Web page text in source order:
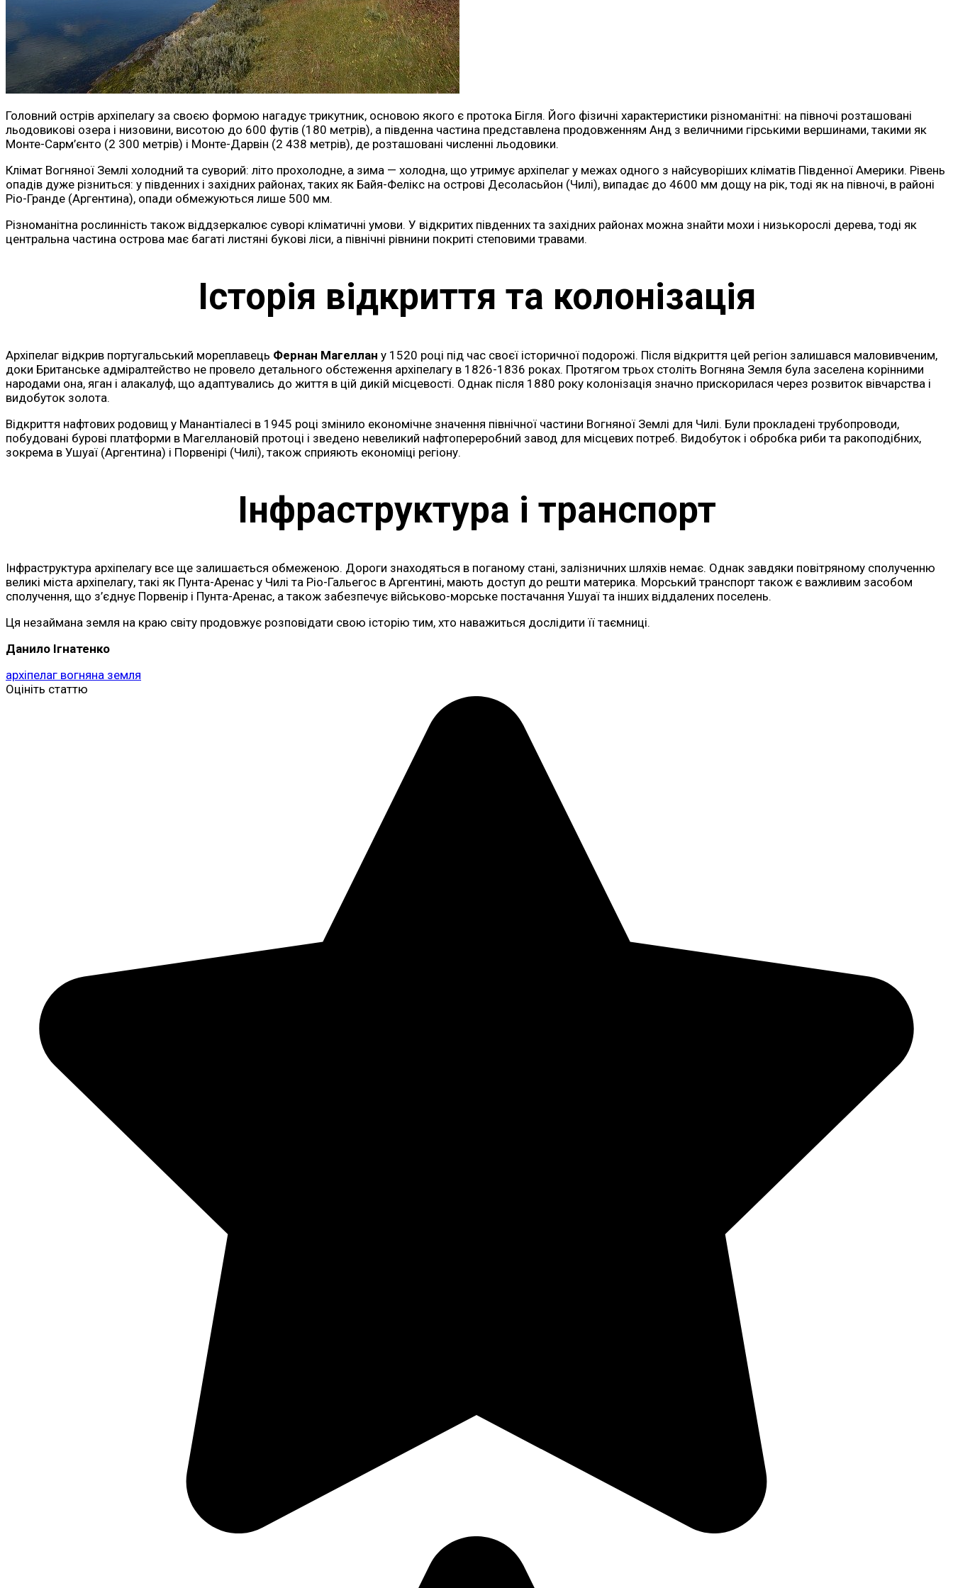
Головний острів архіпелагу за своєю формою нагадує трикутник, основою якого є протока Бігля. Його фізичні характеристики різноманітні: на півночі розташовані
льодовикові озера і низовини, висотою до 600 футів (180 метрів), а південна частина представлена продовженням Анд з величними гірськими вершинами, такими як
Монте-Сарм’єнто (2 300 метрів) і Монте-Дарвін (2 438 метрів), де розташовані численні льодовики.
Клімат Вогняної Землі холодний та суворий: літо прохолодне, а зима — холодна, що утримує архіпелаг у межах одного з найсуворіших кліматів Південної Америки. Рівень
опадів дуже різниться: у південних і західних районах, таких як Байя-Фелікс на острові Десоласьйон (Чилі), випадає до 4600 мм дощу на рік, тоді як на півночі, в районі
Ріо-Гранде (Аргентина), опади обмежуються лише 500 мм.
Різноманітна рослинність також віддзеркалює суворі кліматичні умови. У відкритих південних та західних районах можна знайти мохи і низькорослі дерева, тоді як
центральна частина острова має багаті листяні букові ліси, а північні рівнини покриті степовими травами.
Історія відкриття та колонізація
Архіпелаг відкрив португальський мореплавець Фернан Магеллан у 1520 році під час своєї історичної подорожі. Після відкриття цей регіон залишався маловивченим,
доки Британське адміралтейство не провело детального обстеження архіпелагу в 1826-1836 роках. Протягом трьох століть Вогняна Земля була заселена корінними
народами она, яган і алакалуф, що адаптувались до життя в цій дикій місцевості. Однак після 1880 року колонізація значно прискорилася через розвиток вівчарства і
видобуток золота.
Відкриття нафтових родовищ у Манантіалесі в 1945 році змінило економічне значення північної частини Вогняної Землі для Чилі. Були прокладені трубопроводи,
побудовані бурові платформи в Магеллановій протоці і зведено невеликий нафтопереробний завод для місцевих потреб. Видобуток і обробка риби та ракоподібних,
зокрема в Ушуаї (Аргентина) і Порвенірі (Чилі), також сприяють економіці регіону.
Інфраструктура і транспорт
Інфраструктура архіпелагу все ще залишається обмеженою. Дороги знаходяться в поганому стані, залізничних шляхів немає. Однак завдяки повітряному сполученню
великі міста архіпелагу, такі як Пунта-Аренас у Чилі та Ріо-Гальегос в Аргентині, мають доступ до решти материка. Морський транспорт також є важливим засобом
сполучення, що з’єднує Порвенір і Пунта-Аренас, а також забезпечує військово-морське постачання Ушуаї та інших віддалених поселень.
Ця незаймана земля на краю світу продовжує розповідати свою історію тим, хто наважиться дослідити її таємниці.
Данило Ігнатенко
архіпелаг вогняна земля
Оцініть статтю